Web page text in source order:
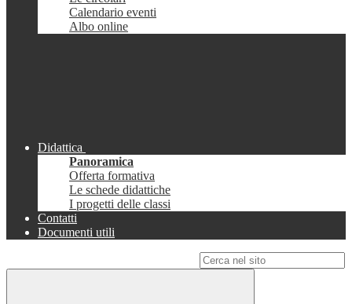
Calendario eventi
Albo online
Didattica
Panoramica
Offerta formativa
Le schede didattiche
I progetti delle classi
Contatti
Documenti utili